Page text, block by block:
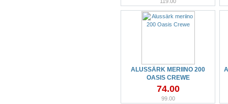
ALUSSÄRK MERIINO 200
OASIS CREWE
74.00
99.00